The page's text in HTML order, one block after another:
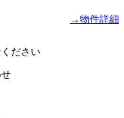
→物件詳細
ださい